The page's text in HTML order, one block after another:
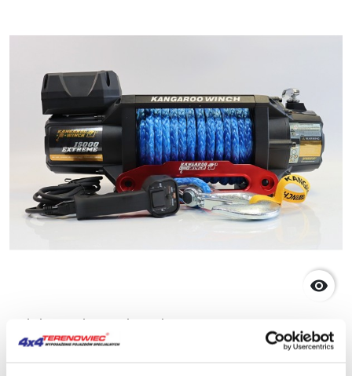

Elektrische Seilwinde K15000 Extreme HD
12V mit synthetischem Seil